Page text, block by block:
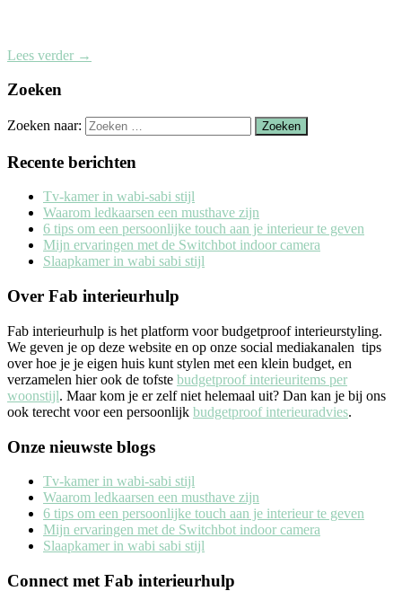
Lees verder →
Zoeken
Zoeken naar:
Recente berichten
Tv-kamer in wabi-sabi stijl
Waarom ledkaarsen een musthave zijn
6 tips om een persoonlijke touch aan je interieur te geven
Mijn ervaringen met de Switchbot indoor camera
Slaapkamer in wabi sabi stijl
Over Fab interieurhulp
Fab interieurhulp is het platform voor budgetproof interieurstyling.
We geven je op deze website en op onze social mediakanalen tips
over hoe je je eigen huis kunt stylen met een klein budget, en
verzamelen hier ook de tofste budgetproof interieuritems per
woonstijl. Maar kom je er zelf niet helemaal uit? Dan kan je bij ons
ook terecht voor een persoonlijk budgetproof interieuradvies.
Onze nieuwste blogs
Tv-kamer in wabi-sabi stijl
Waarom ledkaarsen een musthave zijn
6 tips om een persoonlijke touch aan je interieur te geven
Mijn ervaringen met de Switchbot indoor camera
Slaapkamer in wabi sabi stijl
Connect met Fab interieurhulp